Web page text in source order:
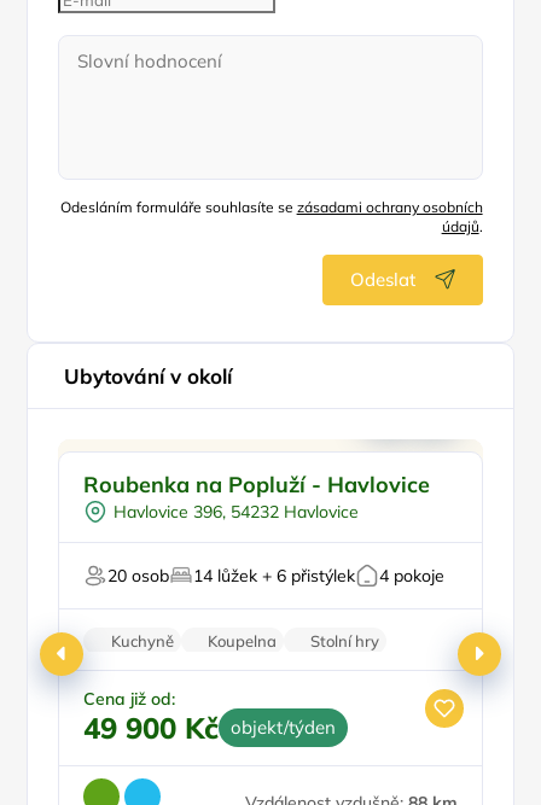
Odesláním formuláře souhlasíte se zásadami ochrany osobních
údajů.
Odeslat
Ubytování v okolí
Pro skupiny
Na samotě
U lesa
Na horách
Roubenka na Popluží - Havlovice
Havlovice 396, 54232 Havlovice
20 osob 14 lůžek + 6 přistýlek 4 pokoje
Kuchyně Koupelna
Stolní hry
Nekuřácký objekt
Parkování zdarma
Cena již od:
49 900 Kč objekt/týden